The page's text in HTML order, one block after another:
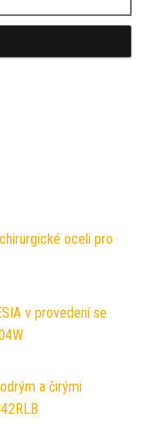
oceli pro
v provedení se
a čirými